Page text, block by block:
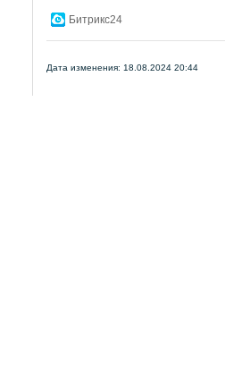
Битрикс24
Дата изменения: 18.08.2024 20:44